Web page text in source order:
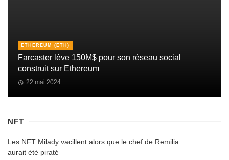
ETHEREUM (ETH)
Farcaster lève 150M$ pour son réseau social
construit sur Ethereum
22 mai 2024
NFT
Les NFT Milady vacillent alors que le chef de Remilia
aurait été piraté